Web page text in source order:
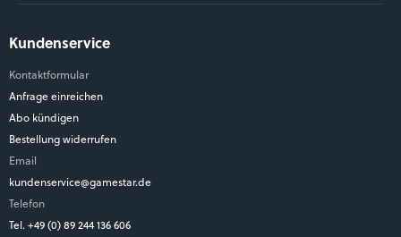
Kundenservice
Kontaktformular
Anfrage einreichen
Abo kündigen
Bestellung widerrufen
Email
kundenservice@gamestar.de
Telefon
Tel. +49 (0) 89 244 136 606